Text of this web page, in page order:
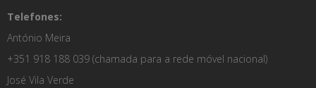
Telefones:
António Meira
+351 918 188 039 (chamada para a rede móvel nacional)
José Vila Verde